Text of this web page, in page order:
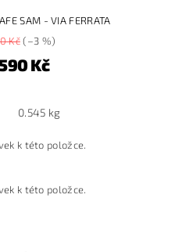
SAM - VIA FERRATA
Kč(–3 %)
Kč
0.545 kg
k této položce.
k této položce.